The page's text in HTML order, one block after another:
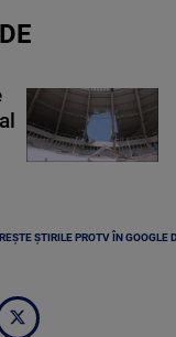
ȘTIRILE PROTV ÎN GOOGLE